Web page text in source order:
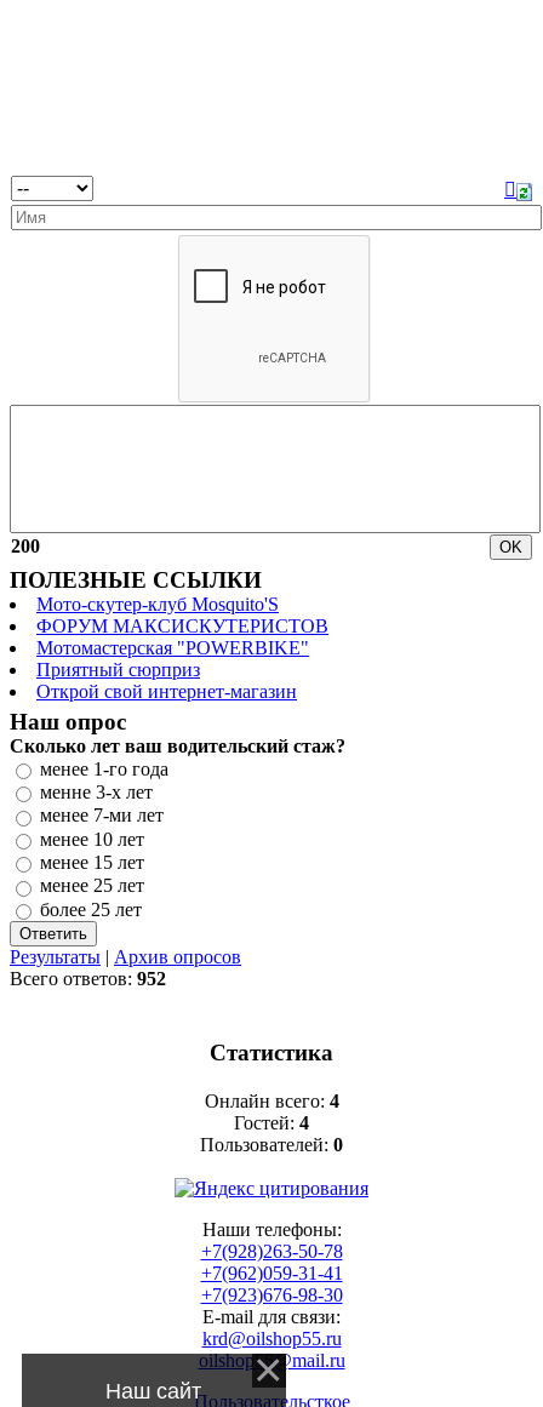
200
ПОЛЕЗНЫЕ ССЫЛКИ
Мото-скутер-клуб Mosquito'S
ФОРУМ МАКСИСКУТЕРИСТОВ
Мотомастерская "POWERBIKE"
Приятный сюрприз
Открой свой интернет-магазин
Наш опрос
Сколько лет ваш водительский стаж?
менее 1-го года
менне 3-х лет
менее 7-ми лет
менее 10 лет
менее 15 лет
менее 25 лет
более 25 лет
Результаты | Архив опросов
Всего ответов: 952
Статистика
Онлайн всего: 4
Гостей: 4
Пользователей: 0
Наши телефоны:
+7(928)263-50-78
+7(962)059-31-41
+7(923)676-98-30
E-mail для связи:
krd@oilshop55.ru
oilshop55@mail.ru
Пользовательсткое
Наш сайт